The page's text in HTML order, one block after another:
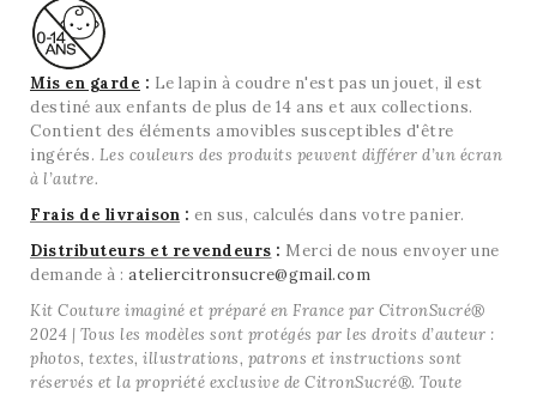
Mis en garde : Le lapin à coudre n'est pas un jouet, il est
destiné aux enfants de plus de 14 ans et aux collections.
Contient des éléments amovibles susceptibles d'être
ingérés. Les couleurs des produits peuvent différer d’un écran
à l’autre.
Frais de livraison : en sus, calculés dans votre panier.
Distributeurs et revendeurs : Merci de nous envoyer une
demande à : ateliercitronsucre@gmail.com
Kit Couture imaginé et préparé en France par CitronSucré®
2024 | Tous les modèles sont protégés par les droits d’auteur :
photos, textes, illustrations, patrons et instructions sont
réservés et la propriété exclusive de CitronSucré®. Toute